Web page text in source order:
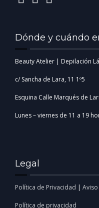
Dónde y cuándo
Beauty Atelier | Depilación
c/ Sancha de Lara, 11 1º5
Esquina Calle Marqués de
Lunes – viernes de 11 a 19
Legal
Política de Privacidad | Aviso
Política de privacidad